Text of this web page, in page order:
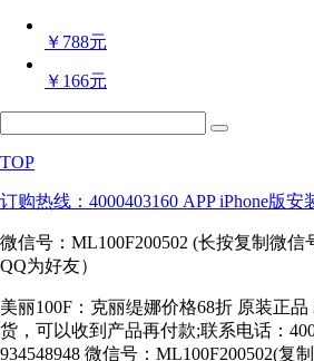
￥788元
￥166元
TOP
订购热线：4000403160 APP iPhone版安
微信号：ML100F200502 (长按复制微信
QQ为好友）
美丽100F：克丽缇娜价格68折 原装正
货，可以收到产品再付款;联系电话：
934548948 微信号：ML100F200502(复